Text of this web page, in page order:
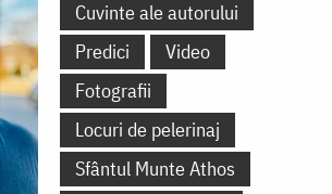
Cuvinte ale autorului
Predici
Video
Fotografii
Locuri de pelerinaj
Sfântul Munte Athos